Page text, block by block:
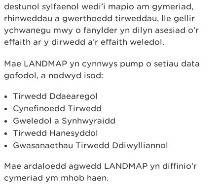
destunol sylfaenol wedi'i mapio am gymeriad,
rhinweddau a gwerthoedd tirweddau, lle gellir
ychwanegu mwy o fanylder yn dilyn asesiad o’r
effaith ar y dirwedd a’r effaith weledol.
Mae LANDMAP yn cynnwys pump o setiau data
gofodol, a nodwyd isod:
Tirwedd Ddaearegol
Cynefinoedd Tirwedd
Gweledol a Synhwyraidd
Tirwedd Hanesyddol
Gwasanaethau Tirwedd Ddiwylliannol
Mae ardaloedd agwedd LANDMAP yn diffinio'r
cymeriad ym mhob haen.